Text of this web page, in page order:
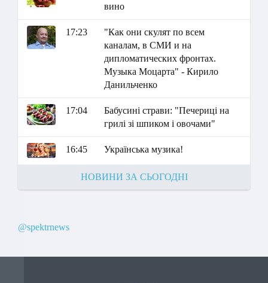
вино
17:23
"Как они скулят по всем
каналам, в СМИ и на
дипломатических фронтах.
Музыка Моцарта" - Кирило
Данильченко
17:04
Бабусині страви: "Печериці на
грилі зі шпиком і овочами"
16:45 Українська музика!
НОВИНИ ЗА СЬОГОДНІ
@spektrnews